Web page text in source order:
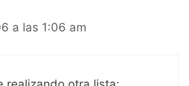
a las 1:06 am